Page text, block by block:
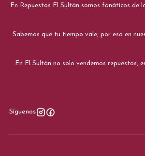
En Repuestos El Sultán somos fanáticos de
Sabemos que tu tiempo vale, por eso en
En El Sultán no solo vendemos repuestos,
Síguenos